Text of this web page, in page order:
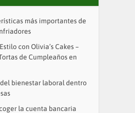
más importantes de
con Olivia’s Cakes –
de Cumpleaños en
bienestar laboral dentro
la cuenta bancaria